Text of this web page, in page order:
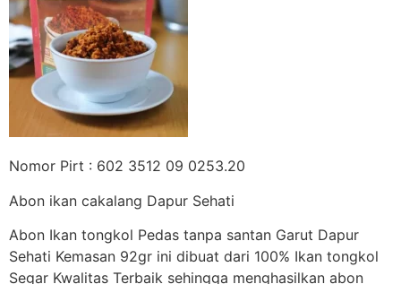
Nomor Pirt : 602 3512 09 0253.20
Abon ikan cakalang Dapur Sehati
Abon Ikan tongkol Pedas tanpa santan Garut Dapur
Sehati Kemasan 92gr ini dibuat dari 100% Ikan tongkol
Segar Kwalitas Terbaik sehingga menghasilkan abon